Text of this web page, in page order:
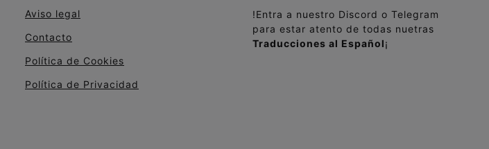
Aviso legal
Contacto
Política de Cookies
Política de Privacidad
!Entra a nuestro Discord o Telegram
para estar atento de todas nuetras
Traducciones al Español¡